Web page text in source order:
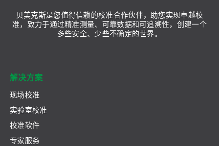
贝美克斯是您值得信赖的校准合作伙伴，助您实现卓越校
准，致力于通过精准测量、可靠数据和可追溯性，创建一个
多些安全、少些不确定的世界。
解决方案
现场校准
实验室校准
校准软件
专家服务